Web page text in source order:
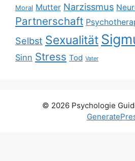
Moral Mutter Narzissmus
Partnerschaft
Selbst Sexualität
Sinn Stress Tod Vater
© 2026 Psychologie